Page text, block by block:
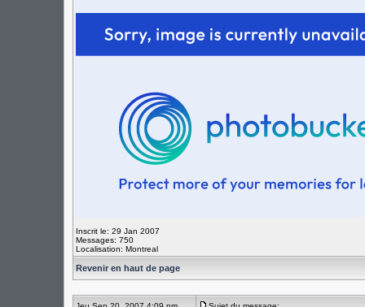
Inscrit le: 29 Jan 2007
Messages: 750
Localisation: Montreal
Revenir en haut de page